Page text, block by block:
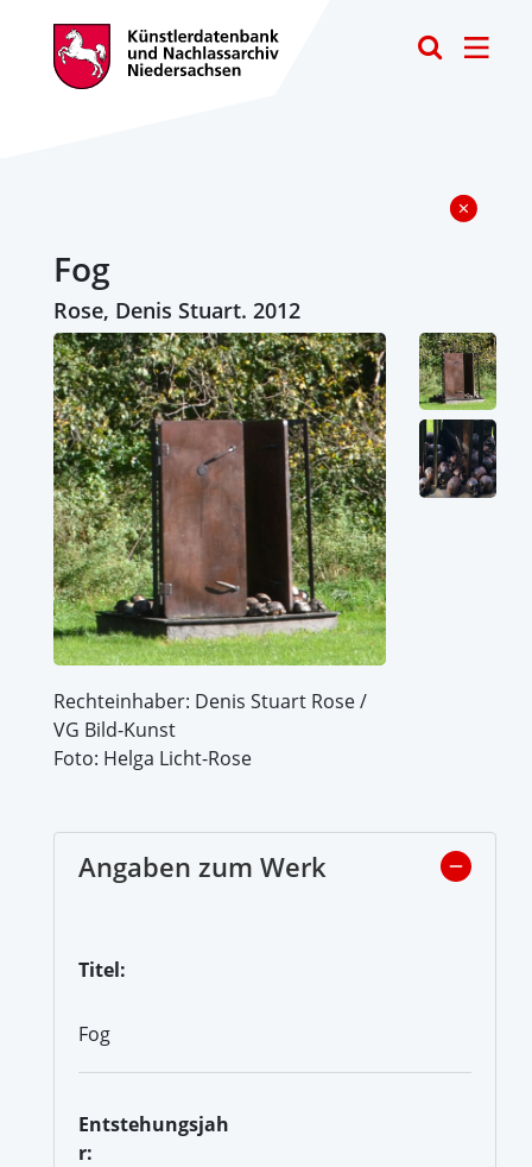
Fog
Rose, Denis Stuart. 2012
Rechteinhaber: Denis Stuart Rose /
VG Bild-Kunst
Foto: Helga Licht-Rose
Angaben zum Werk
Titel:
Fog
Entstehungsjah
r: